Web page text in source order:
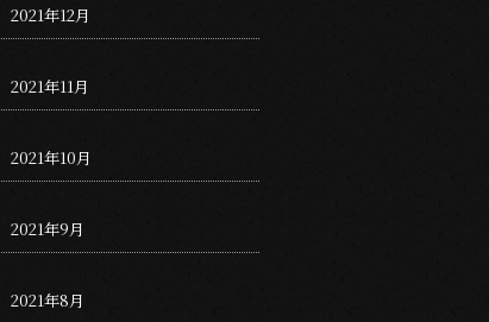
2021年12月
2021年11月
2021年10月
2021年9月
2021年8月